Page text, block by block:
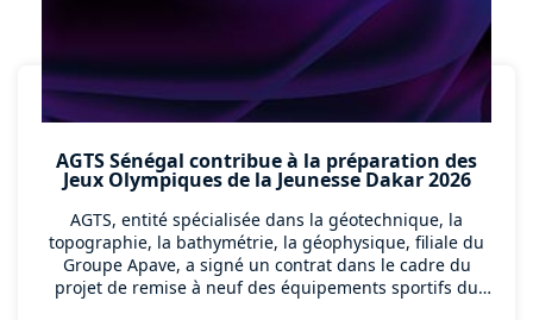
AGTS Sénégal contribue à la préparation des
Jeux Olympiques de la Jeunesse Dakar 2026
AGTS, entité spécialisée dans la géotechnique, la
topographie, la bathymétrie, la géophysique, filiale du
Groupe Apave, a signé un contrat dans le cadre du
projet de remise à neuf des équipements sportifs du